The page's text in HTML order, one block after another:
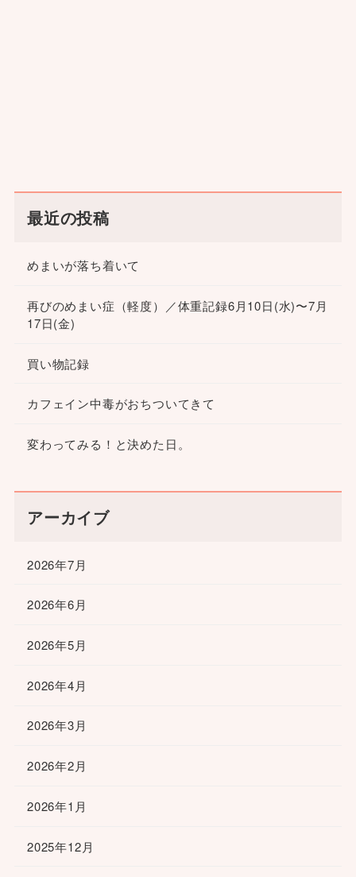
最近の投稿
めまいが落ち着いて
再びのめまい症（軽度）／体重記録6月10日(水)〜7月
17日(金)
買い物記録
カフェイン中毒がおちついてきて
変わってみる！と決めた日。
アーカイブ
2026年7月
2026年6月
2026年5月
2026年4月
2026年3月
2026年2月
2026年1月
2025年12月